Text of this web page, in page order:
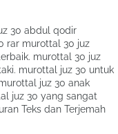
30 abdul qodir
rar murottal 30 juz
murottal 30 juz
murottal juz 30 untuk
juz 30 anak
juz 30 yang sangat
Teks dan Terjemah